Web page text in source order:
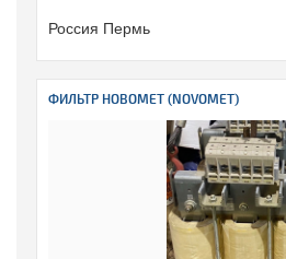
Россия Пермь
ФИЛЬТР НОВОМЕТ (NOVOMET)